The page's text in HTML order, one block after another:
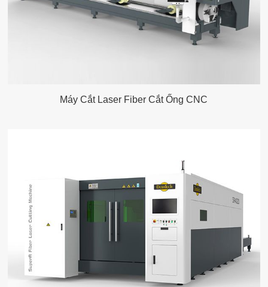
Máy Cắt Laser Fiber Cắt Ống CNC